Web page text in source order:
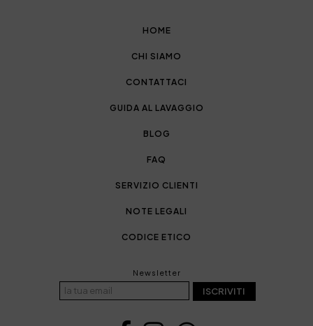
HOME
CHI SIAMO
CONTATTACI
GUIDA AL LAVAGGIO
BLOG
FAQ
SERVIZIO CLIENTI
NOTE LEGALI
CODICE ETICO
Newsletter
ISCRIVITI